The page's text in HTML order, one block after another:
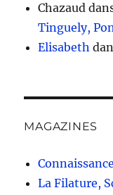
Chazaud
Tinguely,
Elisabeth
MAGAZINES
La Filature,